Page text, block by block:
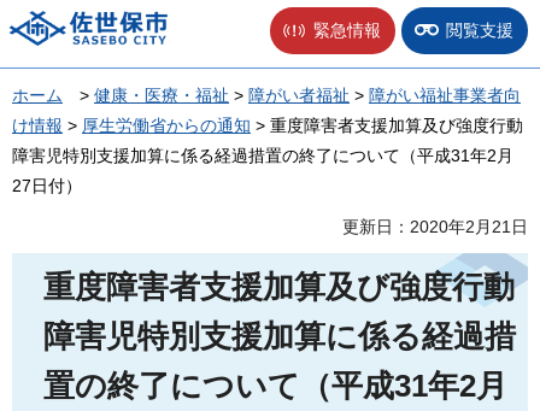
佐世保市 緊急情報 閲覧支援
ホーム > 健康・医療・福祉 > 障がい者福祉 > 障がい福祉事業者向
け情報 > 厚生労働省からの通知 > 重度障害者支援加算及び強度行動
障害児特別支援加算に係る経過措置の終了について（平成31年2月
27日付）
更新日：2020年2月21日
重度障害者支援加算及び強度行動
障害児特別支援加算に係る経過措
置の終了について（平成31年2月